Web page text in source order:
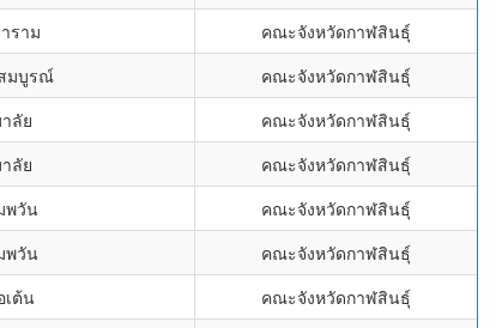
ราม
คณะจังหวัดกาฬสินธุ์
มบูรณ์
คณะจังหวัดกาฬสินธุ์
ลัย
คณะจังหวัดกาฬสินธุ์
ลัย
คณะจังหวัดกาฬสินธุ์
พวัน
คณะจังหวัดกาฬสินธุ์
พวัน
คณะจังหวัดกาฬสินธุ์
เต้น
คณะจังหวัดกาฬสินธุ์